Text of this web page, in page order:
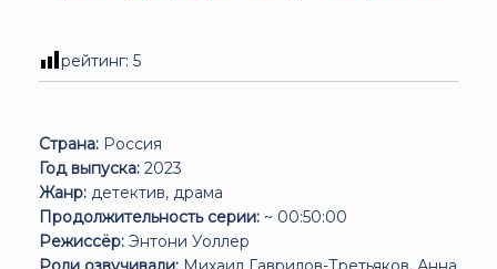
рейтинг: 5
Страна: Россия
Год выпуска: 2023
Жанр: детектив, драма
Продолжительность серии: ~ 00:50:00
Режиссёр: Энтони Уоллер